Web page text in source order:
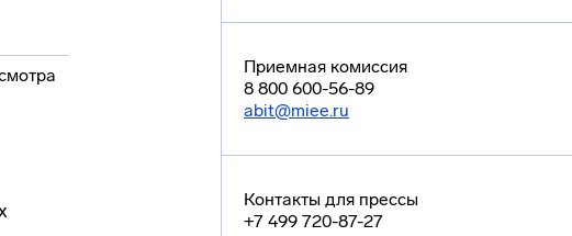
Приемная комиссия
8 800 600-56-89
abit@miee.ru
Контакты для прессы
+7 499 720-87-27